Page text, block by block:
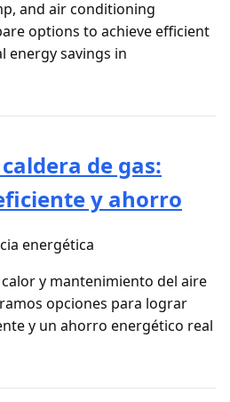
and air conditioning
options to achieve efficient
energy savings in
de gas:
y ahorro
energética
y mantenimiento del aire
opciones para lograr
y un ahorro energético real